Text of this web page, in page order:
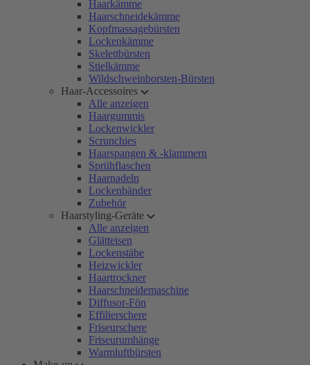
Haarkämme
Haarschneidekämme
Kopfmassagebürsten
Lockenkämme
Skelettbürsten
Stielkämme
Wildschweinborsten-Bürsten
Haar-Accessoires
Alle anzeigen
Haargummis
Lockenwickler
Scrunchies
Haarspangen & -klammern
Sprühflaschen
Haarnadeln
Lockenbänder
Zubehör
Haarstyling-Geräte
Alle anzeigen
Glätteisen
Lockenstäbe
Heizwickler
Haartrockner
Haarschneidemaschine
Diffusor-Fön
Effilierschere
Friseurschere
Friseurumhänge
Warmluftbürsten